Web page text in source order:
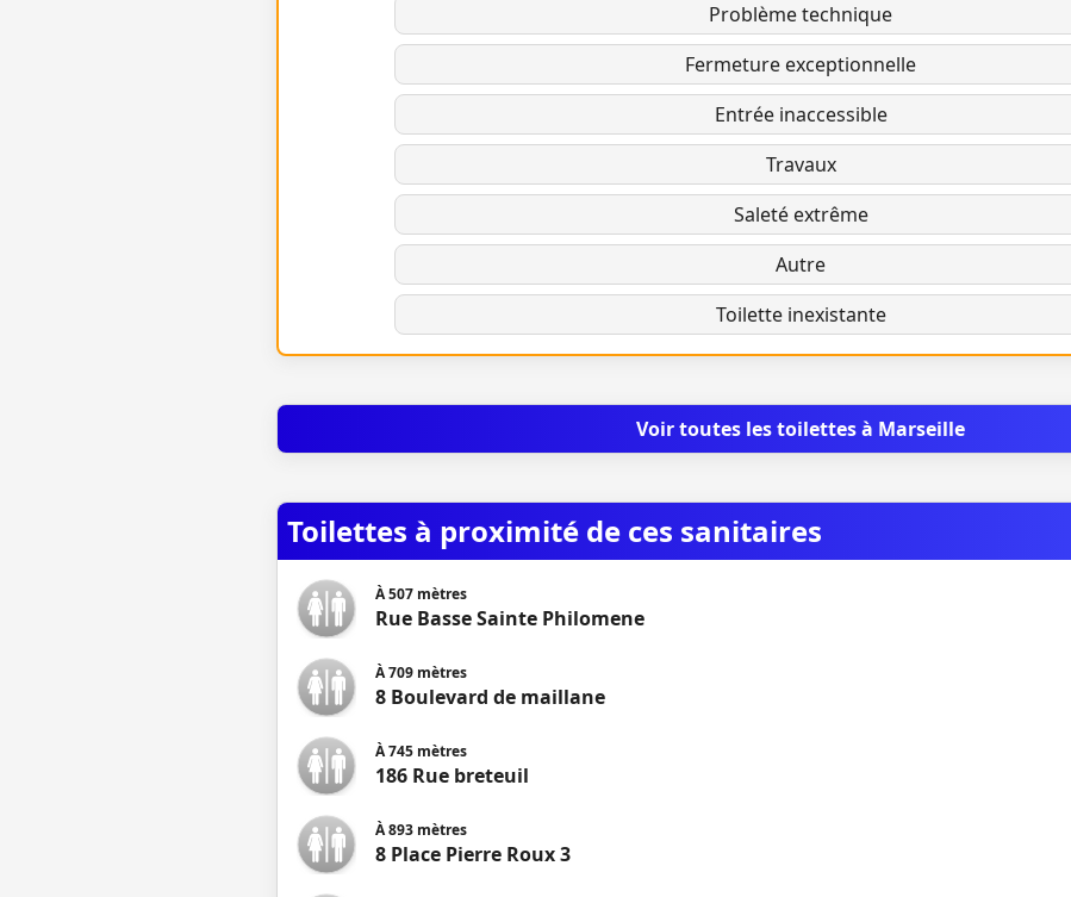
Problème technique
Fermeture exceptionnelle
Entrée inaccessible
Travaux
Saleté extrême
Autre
Toilette inexistante
Voir toutes les toilettes à Marseille
Toilettes à proximité de ces sanitaires
À507 mètres
Rue Basse Sainte Philomene
À709 mètres
8 Boulevard de maillane
À745 mètres
186 Rue breteuil
À893 mètres
8 Place Pierre Roux 3